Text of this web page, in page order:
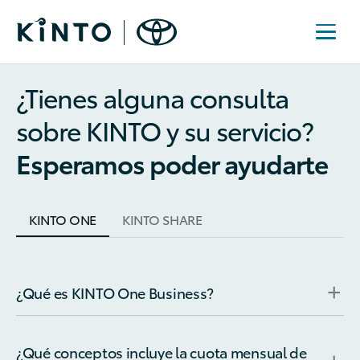
¿Tienes alguna consulta
sobre KINTO y su servicio?
Esperamos poder ayudarte
KINTO ONE KINTO SHARE
¿Qué es KINTO One Business?
Es un leasing operativo con opción de compra
¿Qué conceptos incluye la cuota mensual de